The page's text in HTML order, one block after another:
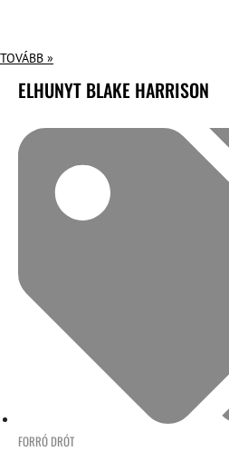
TOVÁBB »
ELHUNYT BLAKE HARRISON
FORRÓ DRÓT